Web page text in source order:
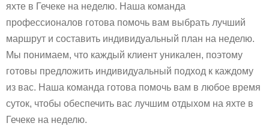
яхте в Гечеке на неделю. Наша команда
профессионалов готова помочь вам выбрать лучший
маршрут и составить индивидуальный план на неделю.
Мы понимаем, что каждый клиент уникален, поэтому
готовы предложить индивидуальный подход к каждому
из вас. Наша команда готова помочь вам в любое время
суток, чтобы обеспечить вас лучшим отдыхом на яхте в
Гечеке на неделю.